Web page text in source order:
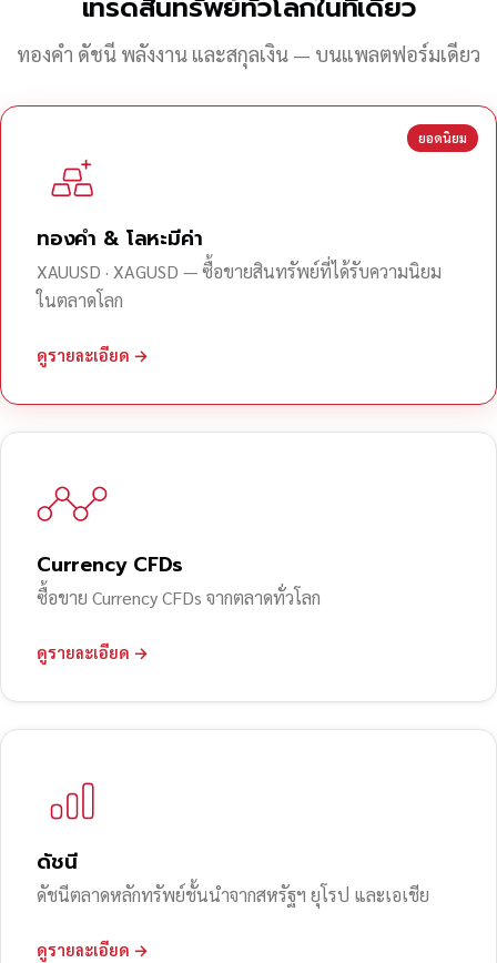
ทองคำ ดัชนี พลังงาน และสกุลเงิน — บนแพลตฟอร์มเดียว
ยอดนิยม
ทองคำ & โลหะมีค่า
XAUUSD · XAGUSD — ซื้อขายสินทรัพย์ที่ได้รับความนิยม
ในตลาดโลก
ดูรายละเอียด →
Currency CFDs
ซื้อขาย Currency CFDs จากตลาดทั่วโลก
ดูรายละเอียด →
ดัชนี
ดัชนีตลาดหลักทรัพย์ชั้นนำจากสหรัฐฯ ยุโรป และเอเชีย
ดูรายละเอียด →